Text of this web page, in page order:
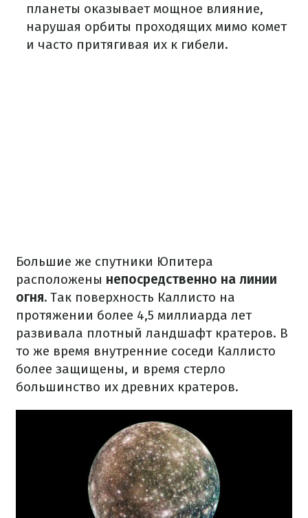
планеты оказывает мощное влияние,
нарушая орбиты проходящих мимо комет
и часто притягивая их к гибели.
Большие же спутники Юпитера
расположены непосредственно на линии
огня. Так поверхность Каллисто на
протяжении более 4,5 миллиарда лет
развивала плотный ландшафт кратеров. В
то же время внутренние соседи Каллисто
более защищены, и время стерло
большинство их древних кратеров.